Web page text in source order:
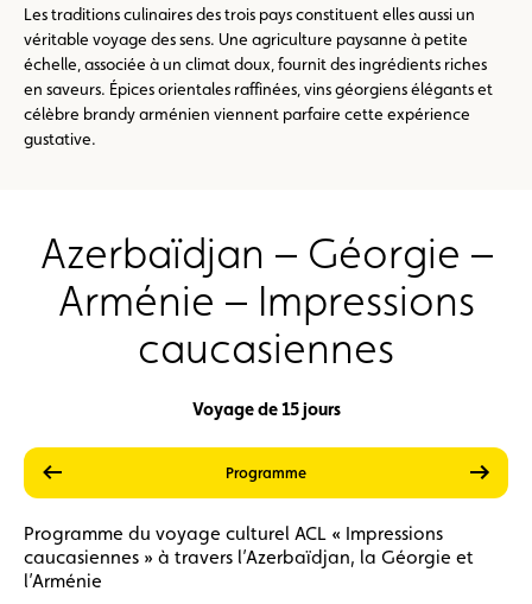
Les traditions culinaires des trois pays constituent elles aussi un
véritable voyage des sens. Une agriculture paysanne à petite
échelle, associée à un climat doux, fournit des ingrédients riches
en saveurs. Épices orientales raffinées, vins géorgiens élégants et
célèbre brandy arménien viennent parfaire cette expérience
gustative.
Azerbaïdjan – Géorgie –
Arménie – Impressions
caucasiennes
Voyage de 15 jours
précédent ProgrammePrestations
Prix
Programme du voyage culturel ACL « Impressions
caucasiennes » à travers l’Azerbaïdjan, la Géorgie et
l’Arménie